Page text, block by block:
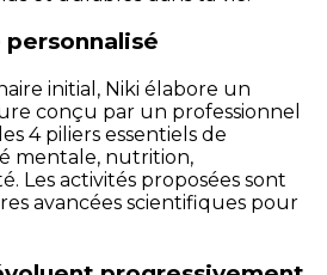
personnalisé
initial, Niki élabore un
conçu par un professionnel
4 piliers essentiels de
mentale, nutrition,
Les activités proposées sont
avancées scientifiques pour